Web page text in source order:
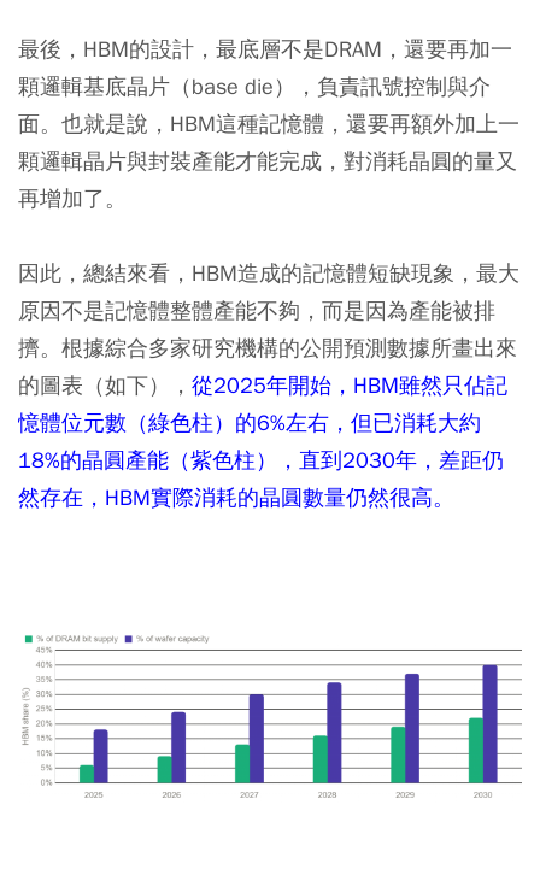
最後，HBM的設計，最底層不是DRAM，還要再加一
顆邏輯基底晶片（base die），負責訊號控制與介
面。也就是說，HBM這種記憶體，還要再額外加上一
顆邏輯晶片與封裝產能才能完成，對消耗晶圓的量又
再增加了。
因此，總結來看，HBM造成的記憶體短缺現象，最大
原因不是記憶體整體產能不夠，而是因為產能被排
擠。根據綜合多家研究機構的公開預測數據所畫出來
的圖表（如下）， 從2025年開始，HBM雖然只佔記
憶體位元數（綠色柱）的6%左右，但已消耗大約
18%的晶圓產能（紫色柱），直到2030年，差距仍
然存在，HBM實際消耗的晶圓數量仍然很高。